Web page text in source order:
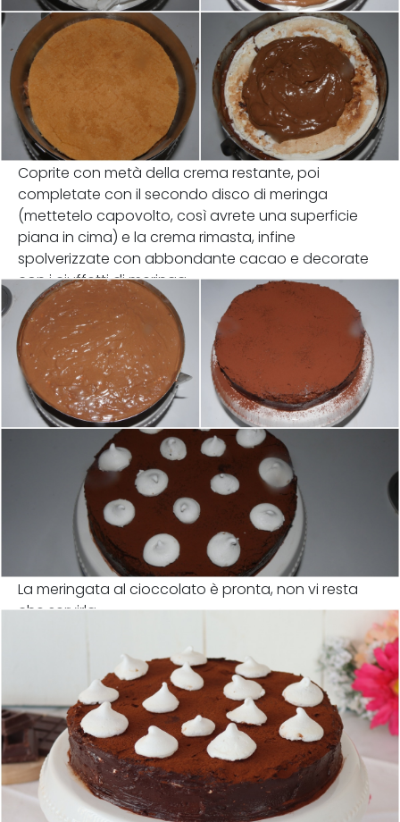
Coprite con metà della crema restante, poi
completate con il secondo disco di meringa
(mettetelo capovolto, così avrete una superficie
piana in cima) e la crema rimasta, infine
spolverizzate con abbondante cacao e decorate
con i ciuffetti di meringa.
La meringata al cioccolato è pronta, non vi resta
che servirla.